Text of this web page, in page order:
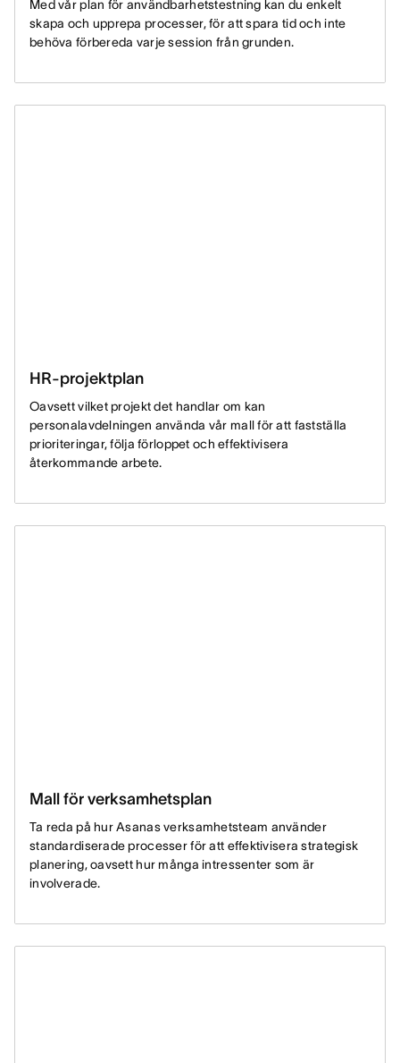
Med vår plan för användbarhetstestning kan du enkelt
skapa och upprepa processer, för att spara tid och inte
behöva förbereda varje session från grunden.
HR-projektplan
Oavsett vilket projekt det handlar om kan
personalavdelningen använda vår mall för att fastställa
prioriteringar, följa förloppet och effektivisera
återkommande arbete.
Mall för verksamhetsplan
Ta reda på hur Asanas verksamhetsteam använder
standardiserade processer för att effektivisera strategisk
planering, oavsett hur många intressenter som är
involverade.